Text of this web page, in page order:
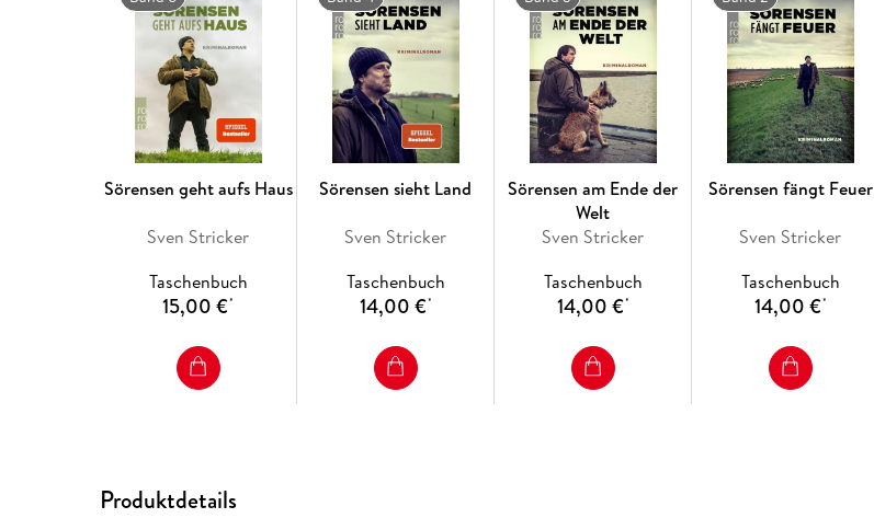
Sörensen geht aufs Haus
Sven Stricker
Taschenbuch
15,00 €*
Sörensen sieht Land
Sven Stricker
Taschenbuch
14,00 €*
Sörensen am Ende der
Welt
Sven Stricker
Taschenbuch
14,00 €*
Sörensen fängt Feuer
Sven Stricker
Taschenbuch
14,00 €*
Produktdetails